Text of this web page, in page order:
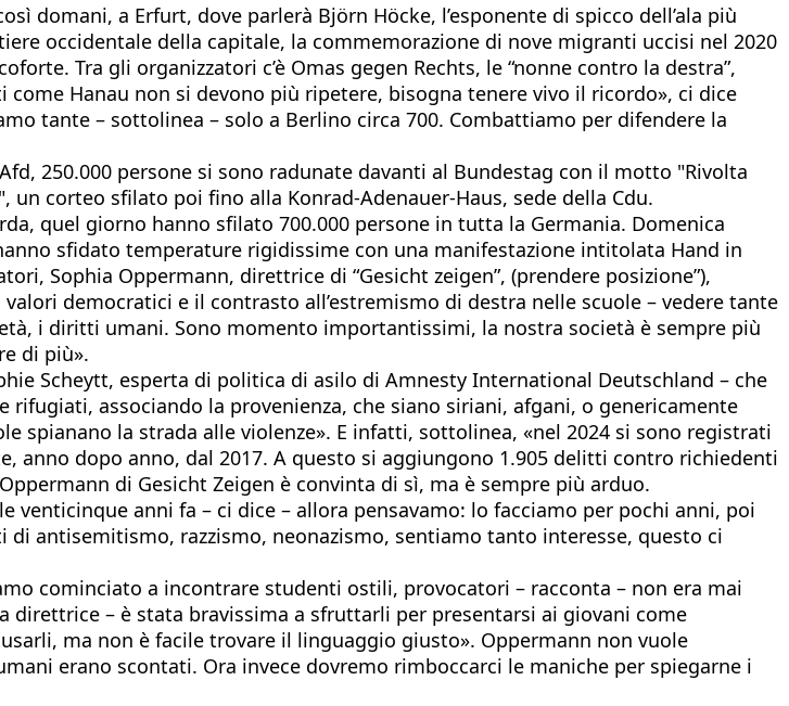
domani, a Erfurt, dove parlerà Björn Höcke, l’esponente di spicco dell’ala più
occidentale della capitale, la commemorazione di nove migranti uccisi nel 2020
Tra gli organizzatori c’è Omas gegen Rechts, le “nonne contro la destra”,
Hanau non si devono più ripetere, bisogna tenere vivo il ricordo», ci dice
tante – sottolinea – solo a Berlino circa 700. Combattiamo per difendere la
250.000 persone si sono radunate davanti al Bundestag con il motto "Rivolta
un corteo sfilato poi fino alla Konrad-Adenauer-Haus, sede della Cdu.
quel giorno hanno sfilato 700.000 persone in tutta la Germania. Domenica
sfidato temperature rigidissime con una manifestazione intitolata Hand in
Sophia Oppermann, direttrice di “Gesicht zeigen”, (prendere posizione”),
democratici e il contrasto all’estremismo di destra nelle scuole – vedere tante
i diritti umani. Sono momento importantissimi, la nostra società è sempre più
di più».
Scheytt, esperta di politica di asilo di Amnesty International Deutschland – che
associando la provenienza, che siano siriani, afgani, o genericamente
spianano la strada alle violenze». E infatti, sottolinea, «nel 2024 si sono registrati
anno dopo anno, dal 2017. A questo si aggiungono 1.905 delitti contro richiedenti
di Gesicht Zeigen è convinta di sì, ma è sempre più arduo.
anni fa – ci dice – allora pensavamo: lo facciamo per pochi anni, poi
antisemitismo, razzismo, neonazismo, sentiamo tanto interesse, questo ci
cominciato a incontrare studenti ostili, provocatori – racconta – non era mai
direttrice – è stata bravissima a sfruttarli per presentarsi ai giovani come
ma non è facile trovare il linguaggio giusto». Oppermann non vuole
erano scontati. Ora invece dovremo rimboccarci le maniche per spiegarne i